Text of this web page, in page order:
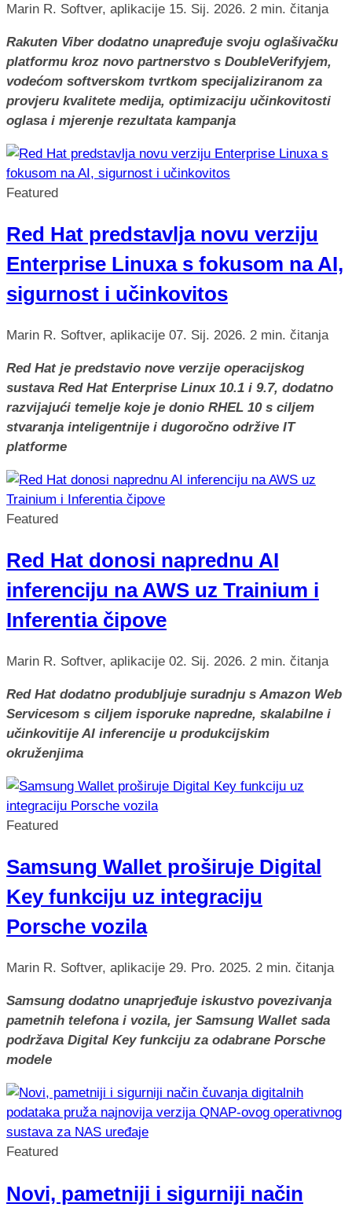
Marin R. Softver, aplikacije 15. Sij. 2026. 2 min. čitanja
Rakuten Viber dodatno unapređuje svoju oglašivačku
platformu kroz novo partnerstvo s DoubleVerifyjem,
vodećom softverskom tvrtkom specijaliziranom za
provjeru kvalitete medija, optimizaciju učinkovitosti
oglasa i mjerenje rezultata kampanja
Featured
Red Hat predstavlja novu verziju
Enterprise Linuxa s fokusom na AI,
sigurnost i učinkovitos
Marin R. Softver, aplikacije 07. Sij. 2026. 2 min. čitanja
Red Hat je predstavio nove verzije operacijskog
sustava Red Hat Enterprise Linux 10.1 i 9.7, dodatno
razvijajući temelje koje je donio RHEL 10 s ciljem
stvaranja inteligentnije i dugoročno održive IT
platforme
Featured
Red Hat donosi naprednu AI
inferenciju na AWS uz Trainium i
Inferentia čipove
Marin R. Softver, aplikacije 02. Sij. 2026. 2 min. čitanja
Red Hat dodatno produbljuje suradnju s Amazon Web
Servicesom s ciljem isporuke napredne, skalabilne i
učinkovitije AI inferencije u produkcijskim
okruženjima
Featured
Samsung Wallet proširuje Digital
Key funkciju uz integraciju
Porsche vozila
Marin R. Softver, aplikacije 29. Pro. 2025. 2 min. čitanja
Samsung dodatno unaprjeđuje iskustvo povezivanja
pametnih telefona i vozila, jer Samsung Wallet sada
podržava Digital Key funkciju za odabrane Porsche
modele
Featured
Novi, pametniji i sigurniji način